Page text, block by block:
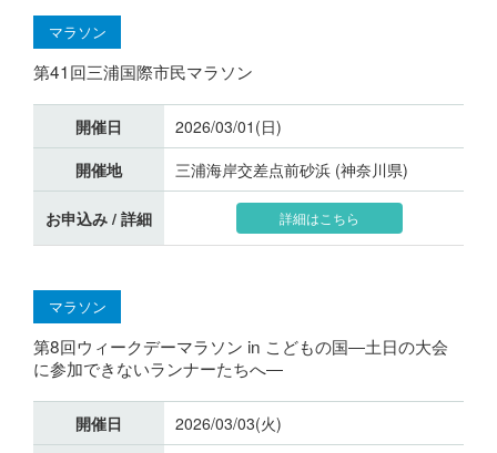
マラソン
第41回三浦国際市民マラソン
開催日
2026/03/01(日)
開催地
三浦海岸交差点前砂浜 (神奈川県)
お申込み / 詳細 詳細はこちら
マラソン
第8回ウィークデーマラソン in こどもの国―土日の大会
に参加できないランナーたちへ―
開催日
2026/03/03(火)